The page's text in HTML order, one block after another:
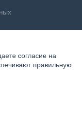
согласие на
правильную